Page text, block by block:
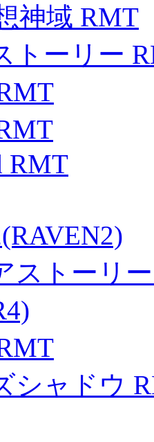
神域 RMT
トーリー
RMT
ストーリ
シャドウ